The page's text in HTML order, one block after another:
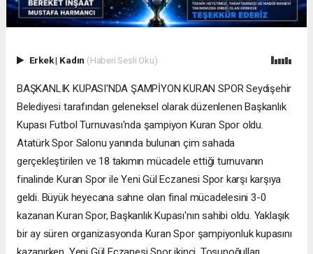
Erkek| Kadın (Haberi Sesli Oku)
BAŞKANLIK KUPASI'NDA ŞAMPİYON KURAN SPOR Seydişehir
Belediyesi tarafından geleneksel olarak düzenlenen Başkanlık
Kupası Futbol Turnuvası'nda şampiyon Kuran Spor oldu.
Atatürk Spor Salonu yanında bulunan çim sahada
gerçekleştirilen ve 18 takımın mücadele ettiği turnuvanın
finalinde Kuran Spor ile Yeni Gül Eczanesi Spor karşı karşıya
geldi. Büyük heyecana sahne olan final mücadelesini 3-0
kazanan Kuran Spor, Başkanlık Kupası'nın sahibi oldu. Yaklaşık
bir ay süren organizasyonda Kuran Spor şampiyonluk kupasını